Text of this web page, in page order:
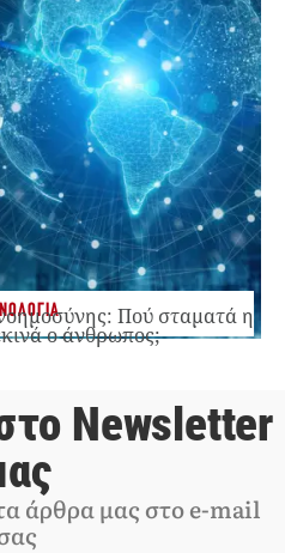
Πού σταματά η
ο άνθρωπος;
Newsletter
άρθρα μας στο e-mail